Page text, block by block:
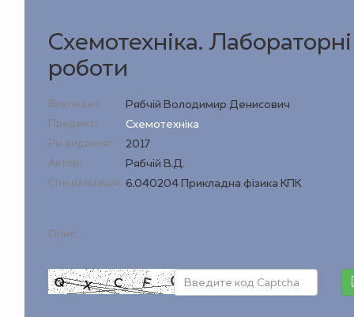
Схемотехніка. Лабораторні
роботи
Викладач: Рябчій Володимир Денисович
Предмет: Схемотехніка
Рік видання: 2017
Автор: Рябчій В.Д.
Спеціалізація: 6.040204 Прикладна фізика КПК
Опис: